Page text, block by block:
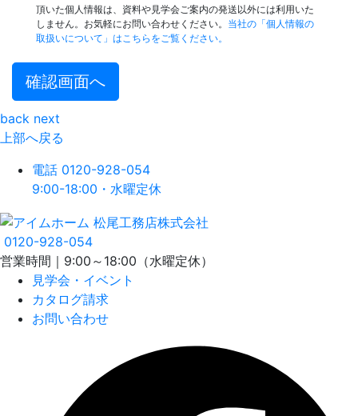
頂いた個人情報は、資料や見学会ご案内の発送以外には利用いた
しません。お気軽にお問い合わせください。 当社の「個人情報の
取扱いについて」はこちらをご覧ください。
確認画面へ
back next
上部へ戻る
電話 0120-928-054
9:00-18:00・水曜定休
0120-928-054
営業時間｜9:00～18:00（水曜定休）
見学会・イベント
カタログ請求
お問い合わせ